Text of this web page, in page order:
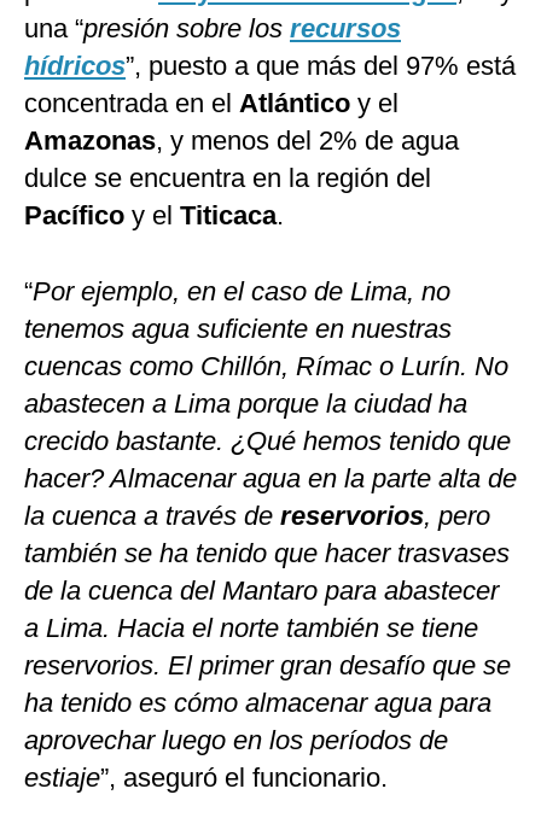
una “presión sobre los recursos
hídricos”, puesto a que más del 97% está
concentrada en el Atlántico y el
Amazonas, y menos del 2% de agua
dulce se encuentra en la región del
Pacífico y el Titicaca.
“Por ejemplo, en el caso de Lima, no
tenemos agua suficiente en nuestras
cuencas como Chillón, Rímac o Lurín. No
abastecen a Lima porque la ciudad ha
crecido bastante. ¿Qué hemos tenido que
hacer? Almacenar agua en la parte alta de
la cuenca a través de reservorios, pero
también se ha tenido que hacer trasvases
de la cuenca del Mantaro para abastecer
a Lima. Hacia el norte también se tiene
reservorios. El primer gran desafío que se
ha tenido es cómo almacenar agua para
aprovechar luego en los períodos de
estiaje”, aseguró el funcionario.